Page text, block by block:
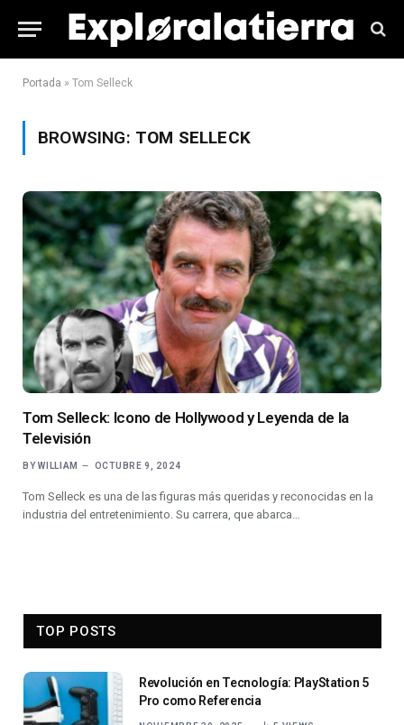
Portada » Tom Selleck
BROWSING: TOM SELLECK
Tom Selleck: Icono de Hollywood y Leyenda de la
Televisión
BY WILLIAM OCTUBRE 9, 2024
Tom Selleck es una de las figuras más queridas y reconocidas en la
industria del entretenimiento. Su carrera, que abarca…
TOP POSTS
Revolución en Tecnología: PlayStation 5
Pro como Referencia